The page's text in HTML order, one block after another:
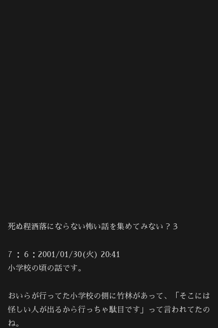
死ぬ程洒落にならない怖い話を集めてみない？３
7 ：６：2001/01/30(火) 20:41
小学校の頃の話です。
おいらが行ってた小学校の側に竹林があって、「そこには
怪しい人が出るから行っちゃ駄目です」って言われてたの
ね。